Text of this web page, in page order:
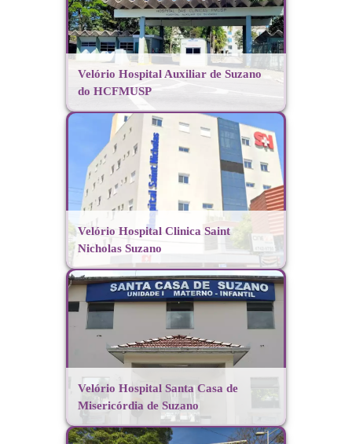
Velório Hospital Auxiliar de Suzano
do HCFMUSP
Velório Hospital Clinica Saint
Nicholas Suzano
Velório Hospital Santa Casa de
Misericórdia de Suzano